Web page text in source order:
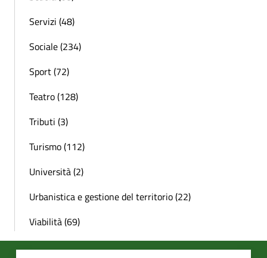
Servizi (48)
Sociale (234)
Sport (72)
Teatro (128)
Tributi (3)
Turismo (112)
Università (2)
Urbanistica e gestione del territorio (22)
Viabilità (69)